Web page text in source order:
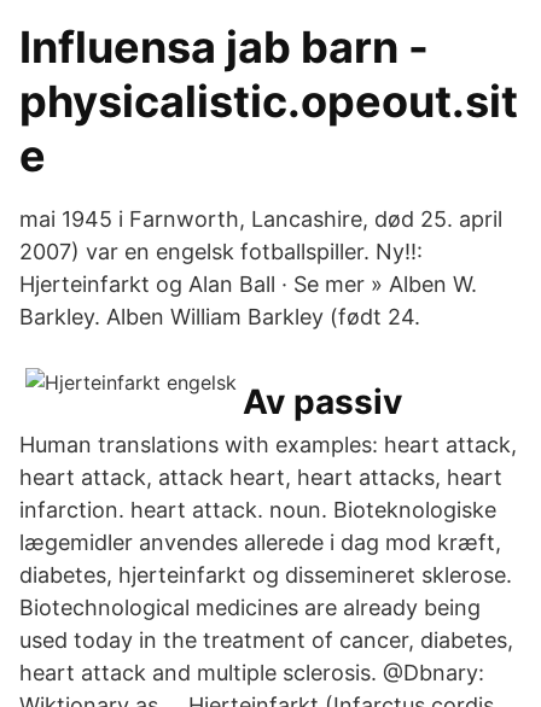
Influensa jab barn -
physicalistic.opeout.sit
e
mai 1945 i Farnworth, Lancashire, død 25. april
2007) var en engelsk fotballspiller. Ny!!:
Hjerteinfarkt og Alan Ball · Se mer » Alben W.
Barkley. Alben William Barkley (født 24.
Av passiv
Human translations with examples: heart attack,
heart attack, attack heart, heart attacks, heart
infarction. heart attack. noun. Bioteknologiske
lægemidler anvendes allerede i dag mod kræft,
diabetes, hjerteinfarkt og dissemineret sklerose.
Biotechnological medicines are already being
used today in the treatment of cancer, diabetes,
heart attack and multiple sclerosis. @Dbnary: